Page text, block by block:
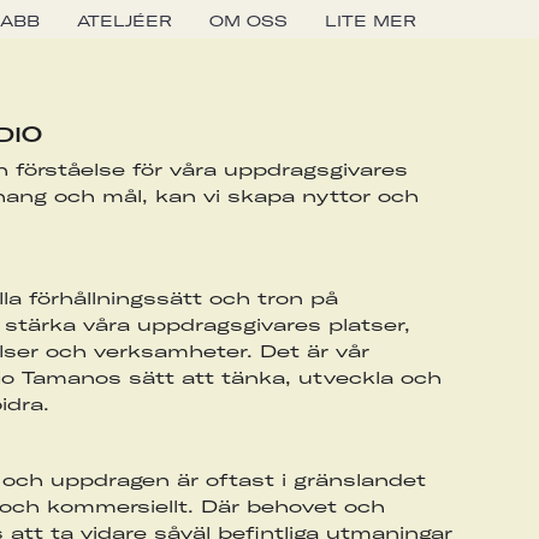
ATELJÉER OM OSS LITE MER
förståelse för våra uppdragsgivares
och mål, kan vi skapa nyttor och
förhållningssätt och tron på
våra uppdragsgivares platser,
och verksamheter. Det är vår
Tamanos sätt att tänka, utveckla och
uppdragen är oftast i gränslandet
kommersiellt. Där behovet och
att ta vidare såväl befintliga utmaningar